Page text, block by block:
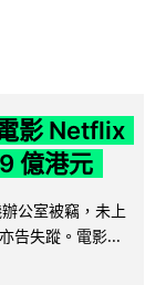
影 Netflix
億港元
公室被竊，未上
告失蹤。電影...